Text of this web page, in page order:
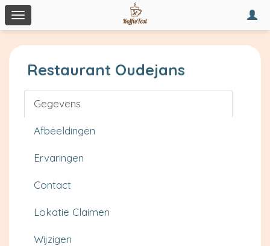
Toggle
navigation
Restaurant Oudejans
Gegevens
Afbeeldingen
Ervaringen
Contact
Lokatie Claimen
Wijzigen